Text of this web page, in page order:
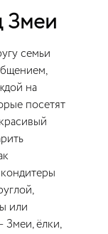
Змеи
семьи
на
посетят
или
Змеи, ёлки,